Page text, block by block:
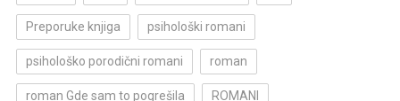
Preporuke knjiga psihološki romani
psihološko porodični romani roman
roman Gde sam to pogrešila ROMANI